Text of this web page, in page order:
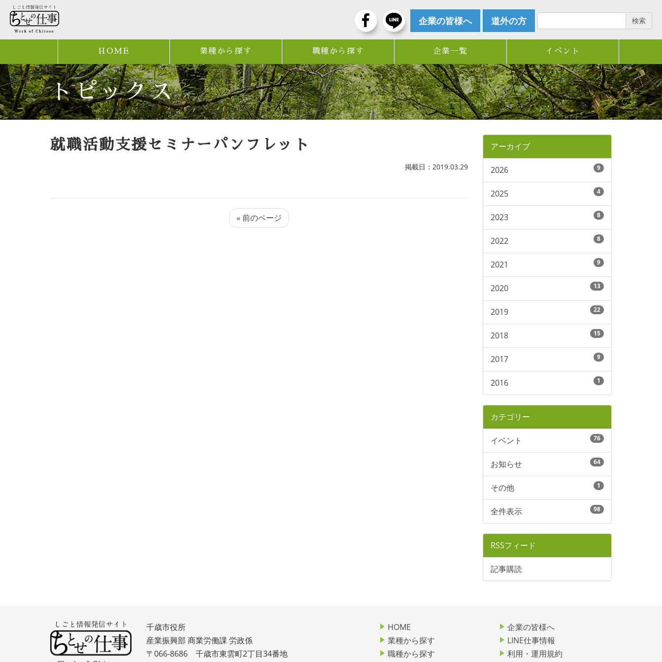
企業の皆様へ 道外の方 検索
HOME 業種から探す 職種から探す 企業一覧 イベント
トピックス
就職活動支援セミナーパンフレット
掲載日：2019.03.29
« 前のページ
アーカイブ
2026 9
2025 4
2023 8
2022 8
2021 9
2020 13
2019 22
2018 15
2017 9
2016 1
カテゴリー
イベント 76
お知らせ 64
その他 1
全件表示 98
RSSフィード
記事購読
千歳市役所
産業振興部 商業労働課 労政係
〒066-8686 千歳市東雲町2丁目34番地
HOME
業種から探す
職種から探す
企業の皆様へ
LINE仕事情報
利用・運用規約